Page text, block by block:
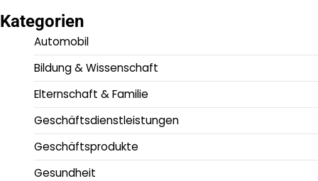
Kategorien
Automobil
Bildung & Wissenschaft
Elternschaft & Familie
Geschäftsdienstleistungen
Geschäftsprodukte
Gesundheit